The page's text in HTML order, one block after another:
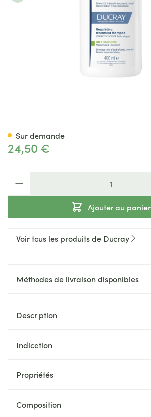
24,50 €
Ajouter au panier
Sur demande
Voir tous les produits de Ducray
Méthodes de livraison disponibles
Description
Indication
Propriétés
Composition